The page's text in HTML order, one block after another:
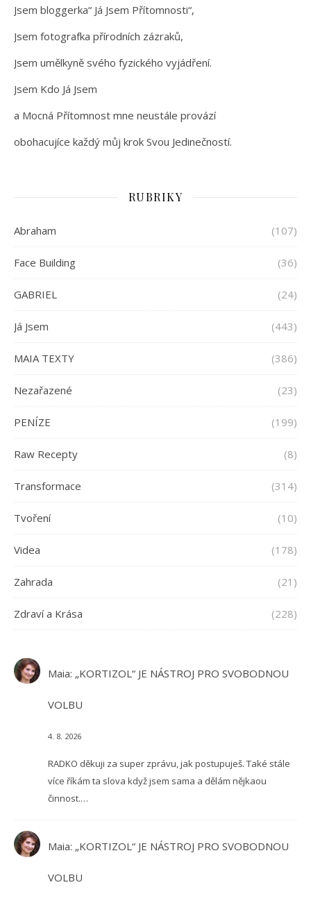
Jsem bloggerka“ Já Jsem Přítomnosti“,
Jsem fotografka přírodních zázraků,
Jsem umělkyně svého fyzického vyjádření.
Jsem Kdo Já Jsem
a Mocná Přítomnost mne neustále provází
obohacujíce každý můj krok Svou Jedinečností.
RUBRIKY
Abraham (107)
Face Building (36)
GABRIEL (24)
Já Jsem (443)
MAIA TEXTY (386)
Nezařazené (23)
PENÍZE (199)
Raw Recepty (8)
Transformace (314)
Tvoření (10)
Videa (178)
Zahrada (21)
Zdraví a Krása (228)
Maia: „KORTIZOL“ JE NÁSTROJ PRO SVOBODNOU
VOLBU
4. 8. 2026
RADKO děkuji za super zprávu, jak postupuješ. Také stále
více říkám ta slova když jsem sama a dělám nějkaou
činnost.…
Maia: „KORTIZOL“ JE NÁSTROJ PRO SVOBODNOU
VOLBU